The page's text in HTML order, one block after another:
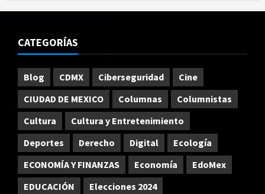
CATEGORÍAS
Blog CDMX Ciberseguridad
Cine
CIUDAD DE MEXICO
Columnas
Columnistas
Cultura
Cultura y Entretenimiento
Deportes
Derecho Digital
Ecología
ECONOMÍA Y FINANZAS
Economía
EdoMex
EDUCACIÓN
Elecciones 2024